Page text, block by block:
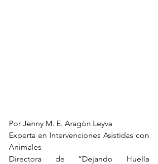
Por Jenny M. E. Aragón Leyva
Experta en Intervenciones Asistidas con
Animales
Directora de “Dejando Huella